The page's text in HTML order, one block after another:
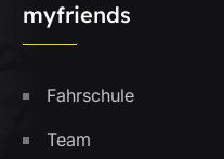
myfriends
Fahrschule
Team